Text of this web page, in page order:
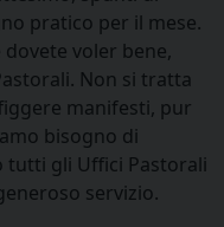
pratico per il mese.
voler bene,
Non si tratta
manifesti, pur
bisogno di
tutti gli Uffici Pastorali
servizio.